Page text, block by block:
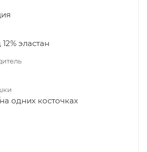
эластан
одних косточках